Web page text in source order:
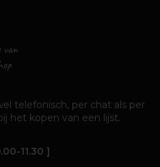
telefonisch, per chat als per
het kopen van een lijst.
11.30 ]